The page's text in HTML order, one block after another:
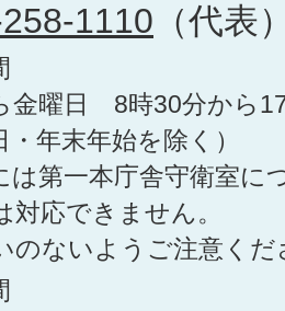
1110 （代表
金曜日 8時30分から
・年末年始を除く）
は第一本庁舎守衛室に
対応できません。
のないようご注意くだ